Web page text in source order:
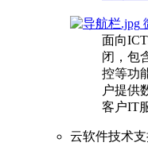
面向
闭，包
控等功
户提供
客户IT
云软件技术